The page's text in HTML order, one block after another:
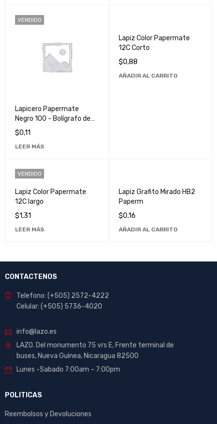
VENDIDO
Lapicero Papermate
Negro 100 - Bolígrafo de
Alta Calidad para Escritura
Suave y Precisa
$0,11
LEER MÁS
Lapiz Color Papermate
12C Corto
$0,88
AÑADIR AL CARRITO
VENDIDO
Lapiz Color Papermate
12C largo
$1,31
LEER MÁS
Lapiz Grafito Mirado HB2
Paperm
$0,16
AÑADIR AL CARRITO
CONTACTENOS
Telefono: (+505) 2572-4222
Celular: (+505) 5736-4020
info@lazo.es
LAZO. Del monumento 75 vrs E, Frente terminal de
buses, Nueva Guinea, Nicaragua 82500
Lunes -Sabado 7:00am – 7:00pm
POLITICAS
Reembolsos y Devoluciones